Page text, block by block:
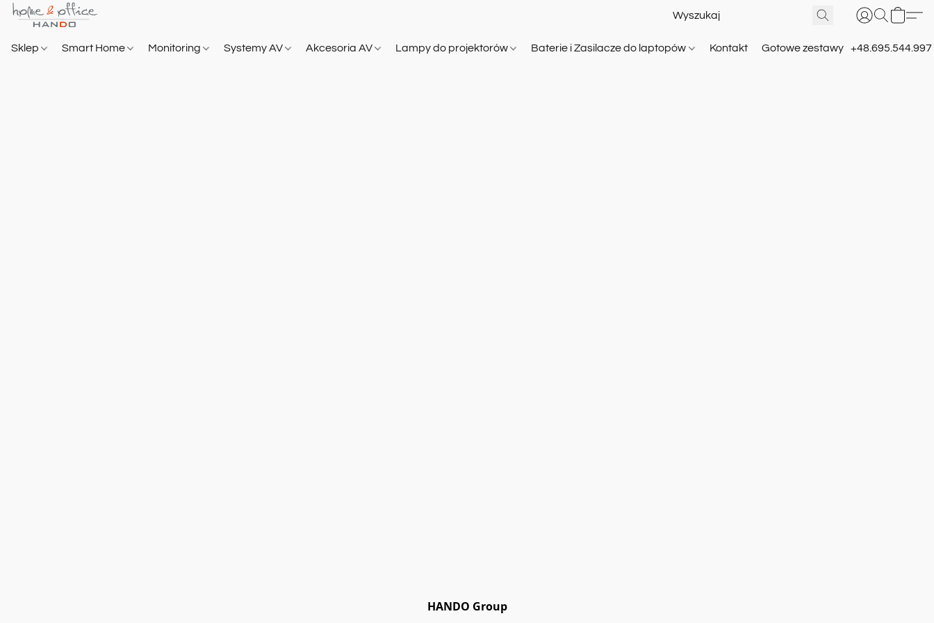
Sklep Smart Home Monitoring Systemy AV Akcesoria AV Lampy do projektorów Baterie i Zasilacze do laptopów Kontakt Gotowe zestawy +48.695.544.997
HANDO Group